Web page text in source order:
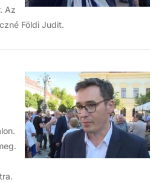
Az
Földi Judit.